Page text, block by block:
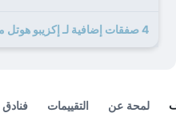
4 صفقات إضافية لـ إكزيبو هوتل ميلان
لمحة عن التقييمات